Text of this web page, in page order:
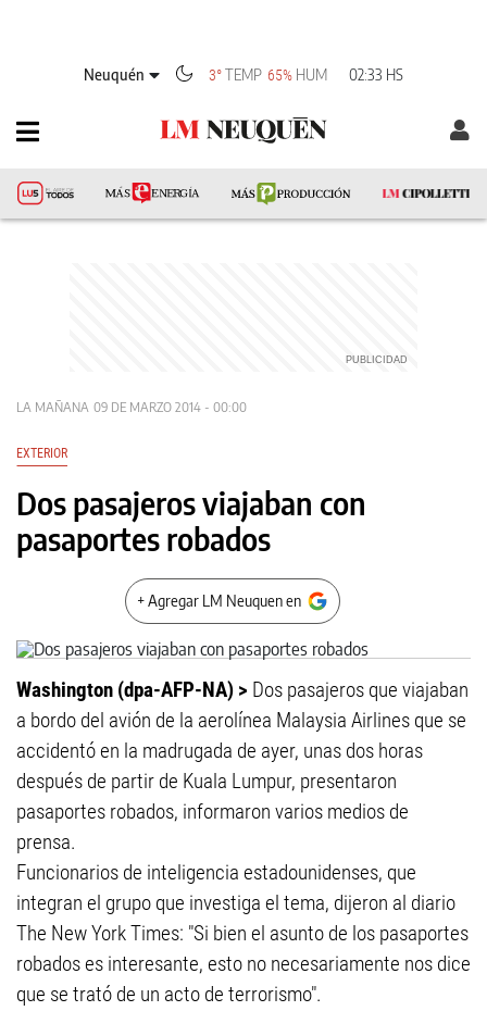
Neuquén 3°TEMP 65% HUM 02:33 HS
LA MAÑANA 09 DE MARZO 2014 - 00:00
EXTERIOR
Dos pasajeros viajaban con
pasaportes robados
+ Agregar LM Neuquen en
Washington (dpa-AFP-NA) > Dos pasajeros que viajaban
a bordo del avión de la aerolínea Malaysia Airlines que se
accidentó en la madrugada de ayer, unas dos horas
después de partir de Kuala Lumpur, presentaron
pasaportes robados, informaron varios medios de
prensa.
Funcionarios de inteligencia estadounidenses, que
integran el grupo que investiga el tema, dijeron al diario
The New York Times: "Si bien el asunto de los pasaportes
robados es interesante, esto no necesariamente nos dice
que se trató de un acto de terrorismo".